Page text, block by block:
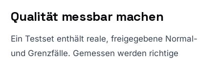
Qualität messbar machen
Ein Testset enthält reale, freigegebene Normal-
und Grenzfälle. Gemessen werden richtige